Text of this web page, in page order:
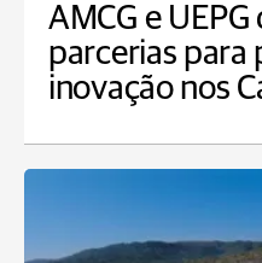
AMCG e
parcerias para
inovação nos